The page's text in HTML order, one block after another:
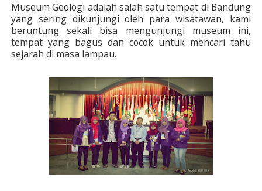
Museum Geologi adalah salah satu tempat di Bandung
yang sering dikunjungi oleh para wisatawan, kami
beruntung sekali bisa mengunjungi museum ini,
tempat yang bagus dan cocok untuk mencari tahu
sejarah di masa lampau.